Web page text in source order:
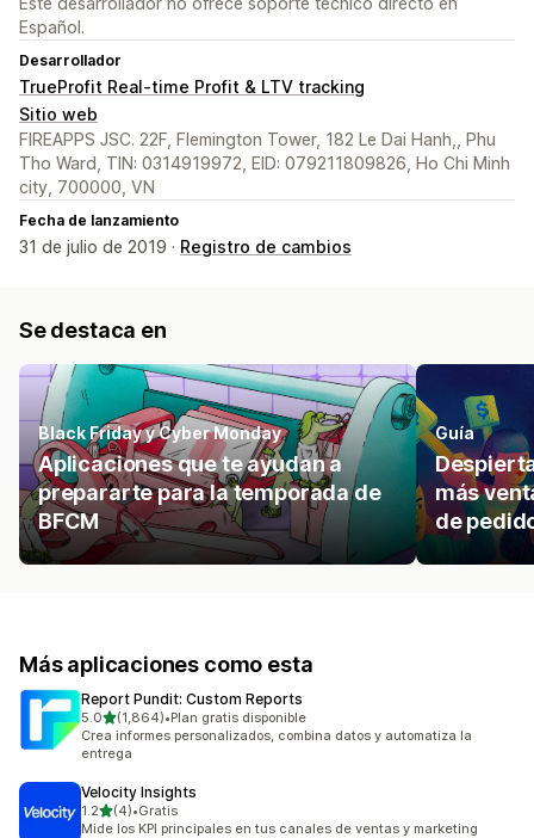
Español.
Desarrollador
TrueProfit Real-time Profit & LTV tracking
Sitio web
FIREAPPS JSC. 22F, Flemington Tower, 182 Le Dai Hanh,, Phu
Tho Ward, TIN: 0314919972, EID: 079211809826, Ho Chi Minh
city, 700000, VN
Fecha de lanzamiento
31 de julio de 2019 · Registro de cambios
Se destaca en
Black Friday y Cyber Monday
Aplicaciones que te ayudan a
prepararte para la temporada de
BFCM
Guía
más
de
Más aplicaciones como esta
Report Pundit: Custom Reports
5.0de 5 estrellas
(1,864)
1864 reseñas en total
•Plan gratis disponible
Crea informes personalizados, combina datos y automatiza la
entrega
Velocity Insights
1.2de 5 estrellas
(4)
4 reseñas en total
•Gratis
Mide los KPI principales en tus canales de ventas y marketing